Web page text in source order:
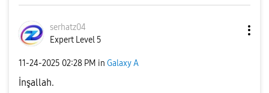
serhatz04
Expert Level 5
‎11-24-2025 02:28 PM in Galaxy A
İnşallah.